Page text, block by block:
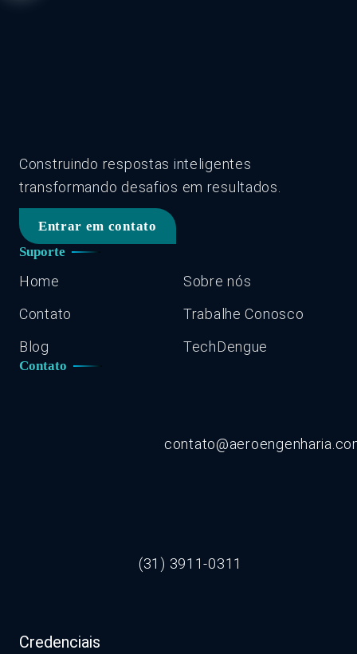
Construindo respostas inteligentes
transformando desafios em resultados.
Entrar em contato
Suporte
Home
Sobre nós
Contato
Trabalhe Conosco
Blog
TechDengue
Contato
(31) 3911-0311
Credenciais